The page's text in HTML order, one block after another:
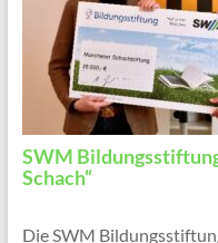
SWM
Schach“
Die SWM